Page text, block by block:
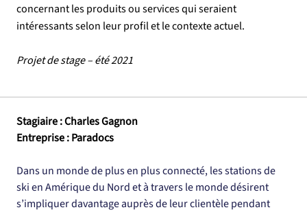
concernant les produits ou services qui seraient
intéressants selon leur profil et le contexte actuel.
Projet de stage – été 2021
Stagiaire : Charles Gagnon
Entreprise : Paradocs
Dans un monde de plus en plus connecté, les stations de
ski en Amérique du Nord et à travers le monde désirent
s’impliquer davantage auprès de leur clientèle pendant